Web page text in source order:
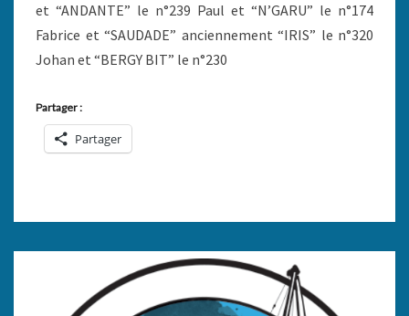
et “ANDANTE” le n°239 Paul et “N’GARU” le n°174
Fabrice et “SAUDADE” anciennement “IRIS” le n°320
Johan et “BERGY BIT” le n°230
Partager :
Partager